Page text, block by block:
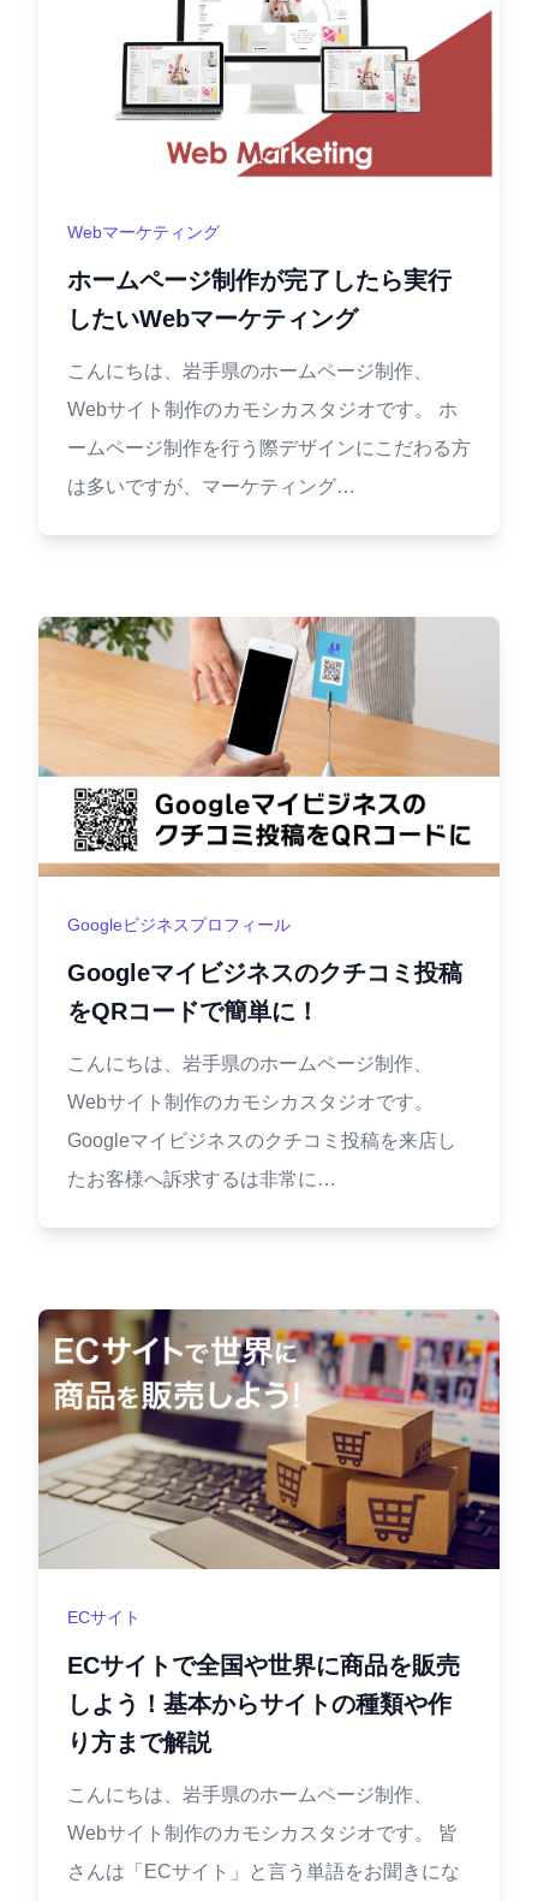
Webマーケティング
ホームページ制作が完了したら実行
したいWebマーケティング
こんにちは、岩手県のホームページ制作、
Webサイト制作のカモシカスタジオです。 ホ
ームページ制作を行う際デザインにこだわる方
は多いですが、マーケティング…
Googleビジネスプロフィール
Googleマイビジネスのクチコミ投稿
をQRコードで簡単に！
こんにちは、岩手県のホームページ制作、
Webサイト制作のカモシカスタジオです。
Googleマイビジネスのクチコミ投稿を来店し
たお客様へ訴求するは非常に…
ECサイト
ECサイトで全国や世界に商品を販売
しよう！基本からサイトの種類や作
り方まで解説
こんにちは、岩手県のホームページ制作、
Webサイト制作のカモシカスタジオです。 皆
さんは「ECサイト」と言う単語をお聞きにな